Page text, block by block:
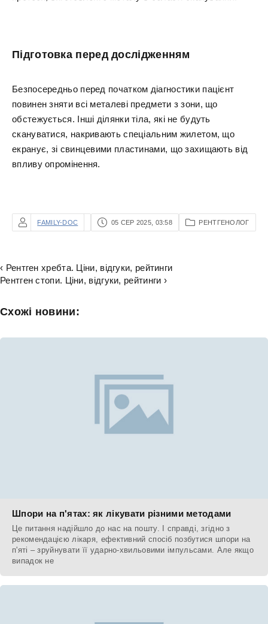
Підготовка перед дослідженням
Безпосередньо перед початком діагностики пацієнт
повинен зняти всі металеві предмети з зони, що
обстежується. Інші ділянки тіла, які не будуть
скануватися, накривають спеціальним жилетом, що
екранує, зі свинцевими пластинами, що захищають від
впливу опромінення.
FAMILY-DOC 05 СЕР 2025, 03:58 РЕНТГЕНОЛОГ
‹ Рентген хребта. Ціни, відгуки, рейтинги
Рентген стопи. Ціни, відгуки, рейтинги ›
Схожі новини:
Шпори на п'ятах: як лікувати різними методами
Це питання надійшло до нас на пошту. І справді, згідно з
рекомендацією лікаря, ефективний спосіб позбутися шпори на
п'яті – зруйнувати її ударно-хвильовими імпульсами. Але якщо
випадок не